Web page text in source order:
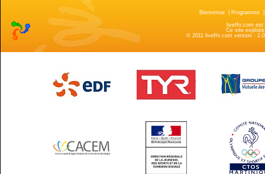
Bienvenue Programme
liveffn.com est
Ce site
© 2011 liveffn.com version :